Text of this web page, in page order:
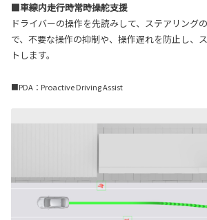
■車線内走行時常時操舵支援
ドライバーの操作を先読みして、ステアリング
で、不要な操作の抑制や、操作遅れを防止し、
トします。
■PDA：Proactive Driving Assist